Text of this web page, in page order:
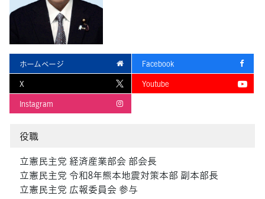
ホームページ
Facebook
X
Youtube
Instagram
役職
立憲民主党 経済産業部会 部会長
立憲民主党 令和8年熊本地震対策本部 副本部長
立憲民主党 広報委員会 参与